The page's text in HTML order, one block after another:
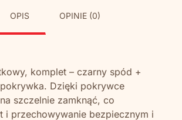
OPIS OPINIE (0)
komplet – czarny spód +
Dzięki pokrywce
szczelnie zamknąć, co
i przechowywanie bezpiecznym i